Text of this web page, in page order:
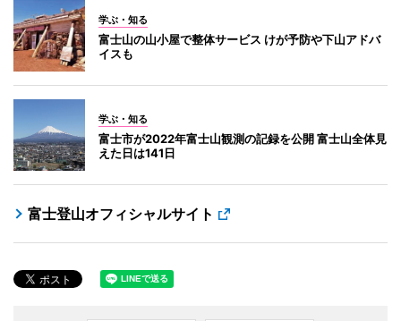
学ぶ・知る
富士山の山小屋で整体サービス けが予防や下山アドバ
イスも
学ぶ・知る
富士市が2022年富士山観測の記録を公開 富士山全体見
えた日は141日
富士登山オフィシャルサイト